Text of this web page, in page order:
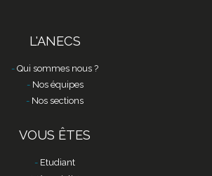
L'ANECS
Qui sommes nous ?
Nos équipes
Nos sections
VOUS ÊTES
Etudiant